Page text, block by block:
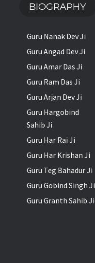
BIOGRAPHY
Guru Nanak Dev Ji
Guru Angad Dev Ji
Guru Amar Das Ji
Guru Ram Das Ji
Guru Arjan Dev Ji
Guru Hargobind
Sahib Ji
Guru Har Rai Ji
Guru Har Krishan Ji
Guru Teg Bahadur Ji
Guru Gobind Singh Ji
Guru Granth Sahib Ji